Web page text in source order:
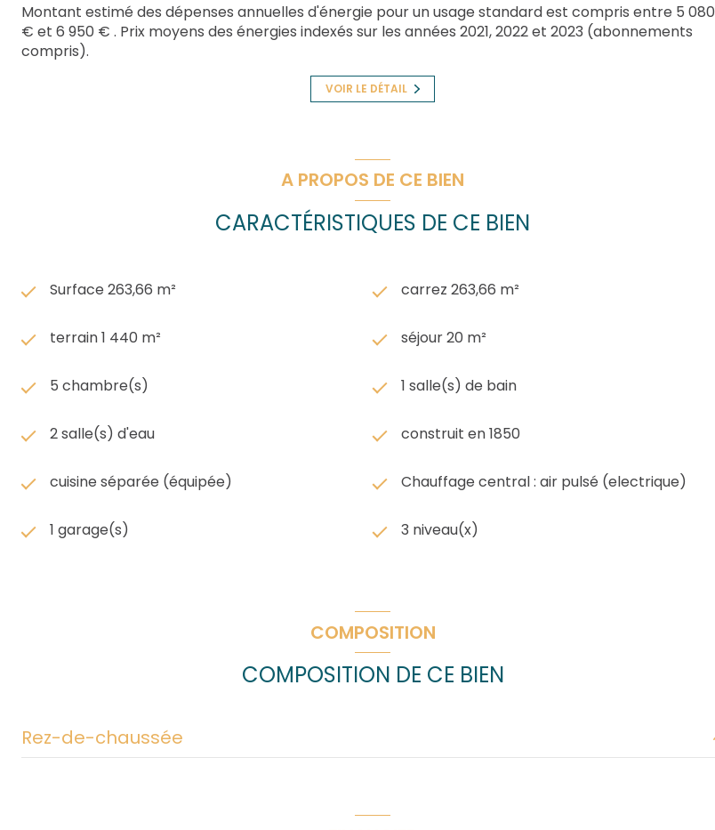
Montant estimé des dépenses annuelles d'énergie pour un usage standard est compris entre 5 080
€ et 6 950 € . Prix moyens des énergies indexés sur les années 2021, 2022 et 2023 (abonnements
compris).
VOIR LE DÉTAIL
A PROPOS DE CE BIEN
CARACTÉRISTIQUES DE CE BIEN
Surface 263,66 m² carrez 263,66 m²
terrain 1 440 m² séjour 20 m²
5 chambre(s) 1 salle(s) de bain
2 salle(s) d'eau construit en 1850
cuisine séparée (équipée) Chauffage central : air pulsé (electrique)
1 garage(s) 3 niveau(x)
COMPOSITION
COMPOSITION DE CE BIEN
Rez-de-chaussée